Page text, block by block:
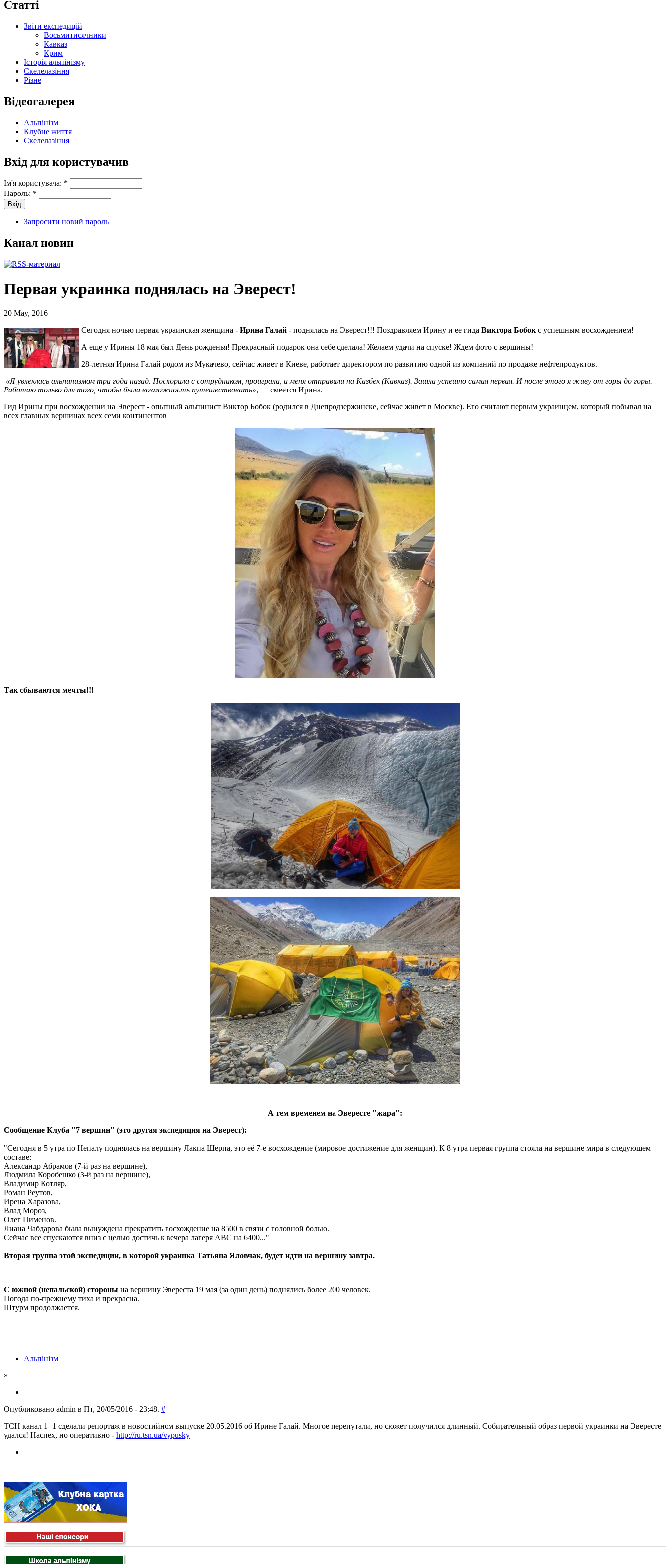
Статті
Звіти експедицій
Восьмитисячники
Кавказ
Крим
Історія альпінізму
Скелелазіння
Різне
Відеогалерея
Альпінізм
Клубне життя
Скелелазіння
Вхід для користувачив
Ім'я користувача: *
Пароль: *
Запросити новий пароль
Канал новин
Первая украинка поднялась на Эверест!
20 May, 2016
Сегодня ночью первая украинская женщина - Ирина Галай - поднялась на Эверест!!! Поздравляем Ирину и ее гида Виктора Бобок с успешным восхождением!
А еще у Ирины 18 мая был День рожденья! Прекрасный подарок она себе сделала! Желаем удачи на спуске! Ждем фото с вершины!
28-летняя Ирина Галай родом из Мукачево, сейчас живет в Киеве, работает директором по развитию одной из компаний по продаже нефтепродуктов.
«Я увлеклась альпинизмом три года назад. Поспорила с сотрудником, проиграла, и меня отправили на Казбек (Кавказ). Зашла успешно самая первая. И после этого я живу от горы до горы.
Работаю только для того, чтобы была возможность путешествовать», — смеется Ирина.
Гид Ирины при восхождении на Эверест - опытный альпинист Виктор Бобок (родился в Днепродзержинске, сейчас живет в Москве). Его считают первым украинцем, который побывал на
всех главных вершинах всех семи континентов
Так сбываются мечты!!!
А тем временем на Эвересте "жара":
Сообщение Клуба "7 вершин" (это другая экспедиция на Эверест):
"Сегодня в 5 утра по Непалу поднялась на вершину Лакпа Шерпа, это её 7-е восхождение (мировое достижение для женщин). К 8 утра первая группа стояла на вершине мира в следующем
составе:
Александр Абрамов (7-й раз на вершине),
Людмила Коробешко (3-й раз на вершине),
Владимир Котляр,
Роман Реутов,
Ирена Харазова,
Влад Мороз,
Олег Пименов.
Лиана Чабдарова была вынуждена прекратить восхождение на 8500 в связи с головной болью.
Сейчас все спускаются вниз с целью достичь к вечера лагеря АВС на 6400..."
Вторая группа этой экспедиции, в которой украинка Татьяна Яловчак, будет идти на вершину завтра.
С южной (непальской) стороны на вершину Эвереста 19 мая (за один день) поднялись более 200 человек.
Погода по-прежнему тиха и прекрасна.
Штурм продолжается.
Альпінізм
»
Опубликовано admin в Пт, 20/05/2016 - 23:48. #
ТСН канал 1+1 сделали репортаж в новостийном выпуске 20.05.2016 об Ирине Галай. Многое перепутали, но сюжет получился длинный. Собирательный образ первой украинки на Эвересте
удался! Наспех, но оперативно - http://ru.tsn.ua/vypusky